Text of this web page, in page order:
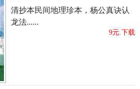
清抄本民间地理珍本，杨公真诀认
龙法......
9元.下载